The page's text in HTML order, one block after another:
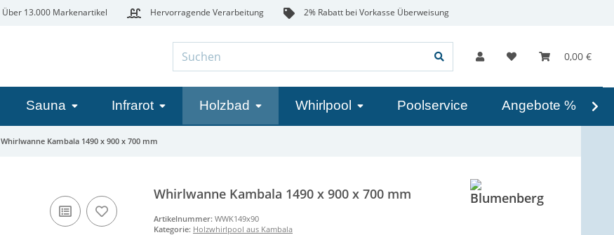
Über 13.000 Markenartikel Hervorragende Verarbeitung 2% Rabatt bei Vorkasse Überweisung
0,00 €
Sauna Infrarot Holzbad Whirlpool Poolservice Angebote %
Whirlwanne Kambala 1490 x 900 x 700 mm
Whirlwanne Kambala 1490 x 900 x 700 mm
Artikelnummer: WWK149x90
Kategorie: Holzwhirlpool aus Kambala